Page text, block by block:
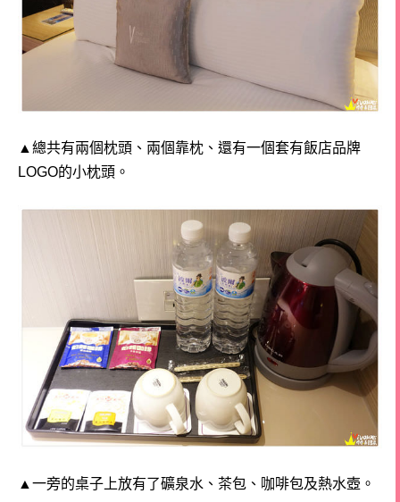
▲總共有兩個枕頭、兩個靠枕、還有一個套有飯店品牌
LOGO的小枕頭。
▲一旁的桌子上放有了礦泉水、茶包、咖啡包及熱水壺。